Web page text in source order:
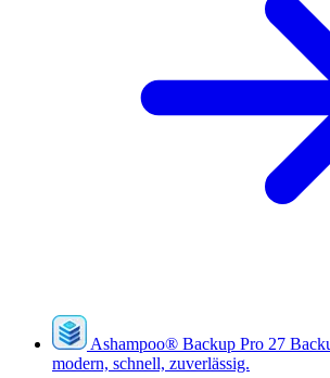
Ashampoo® Backup Pro 27
modern, schnell, zuverlässig.